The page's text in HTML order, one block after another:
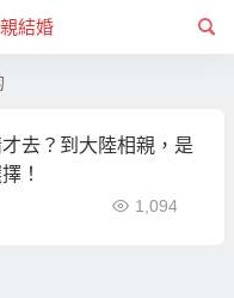
結婚
去？到大陸相親，是
！
1,094